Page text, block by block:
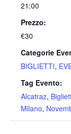
21:00
Prezzo:
€30
Categorie
BIGLIETTI,
Tag Evento:
Alcatraz,
Milano,